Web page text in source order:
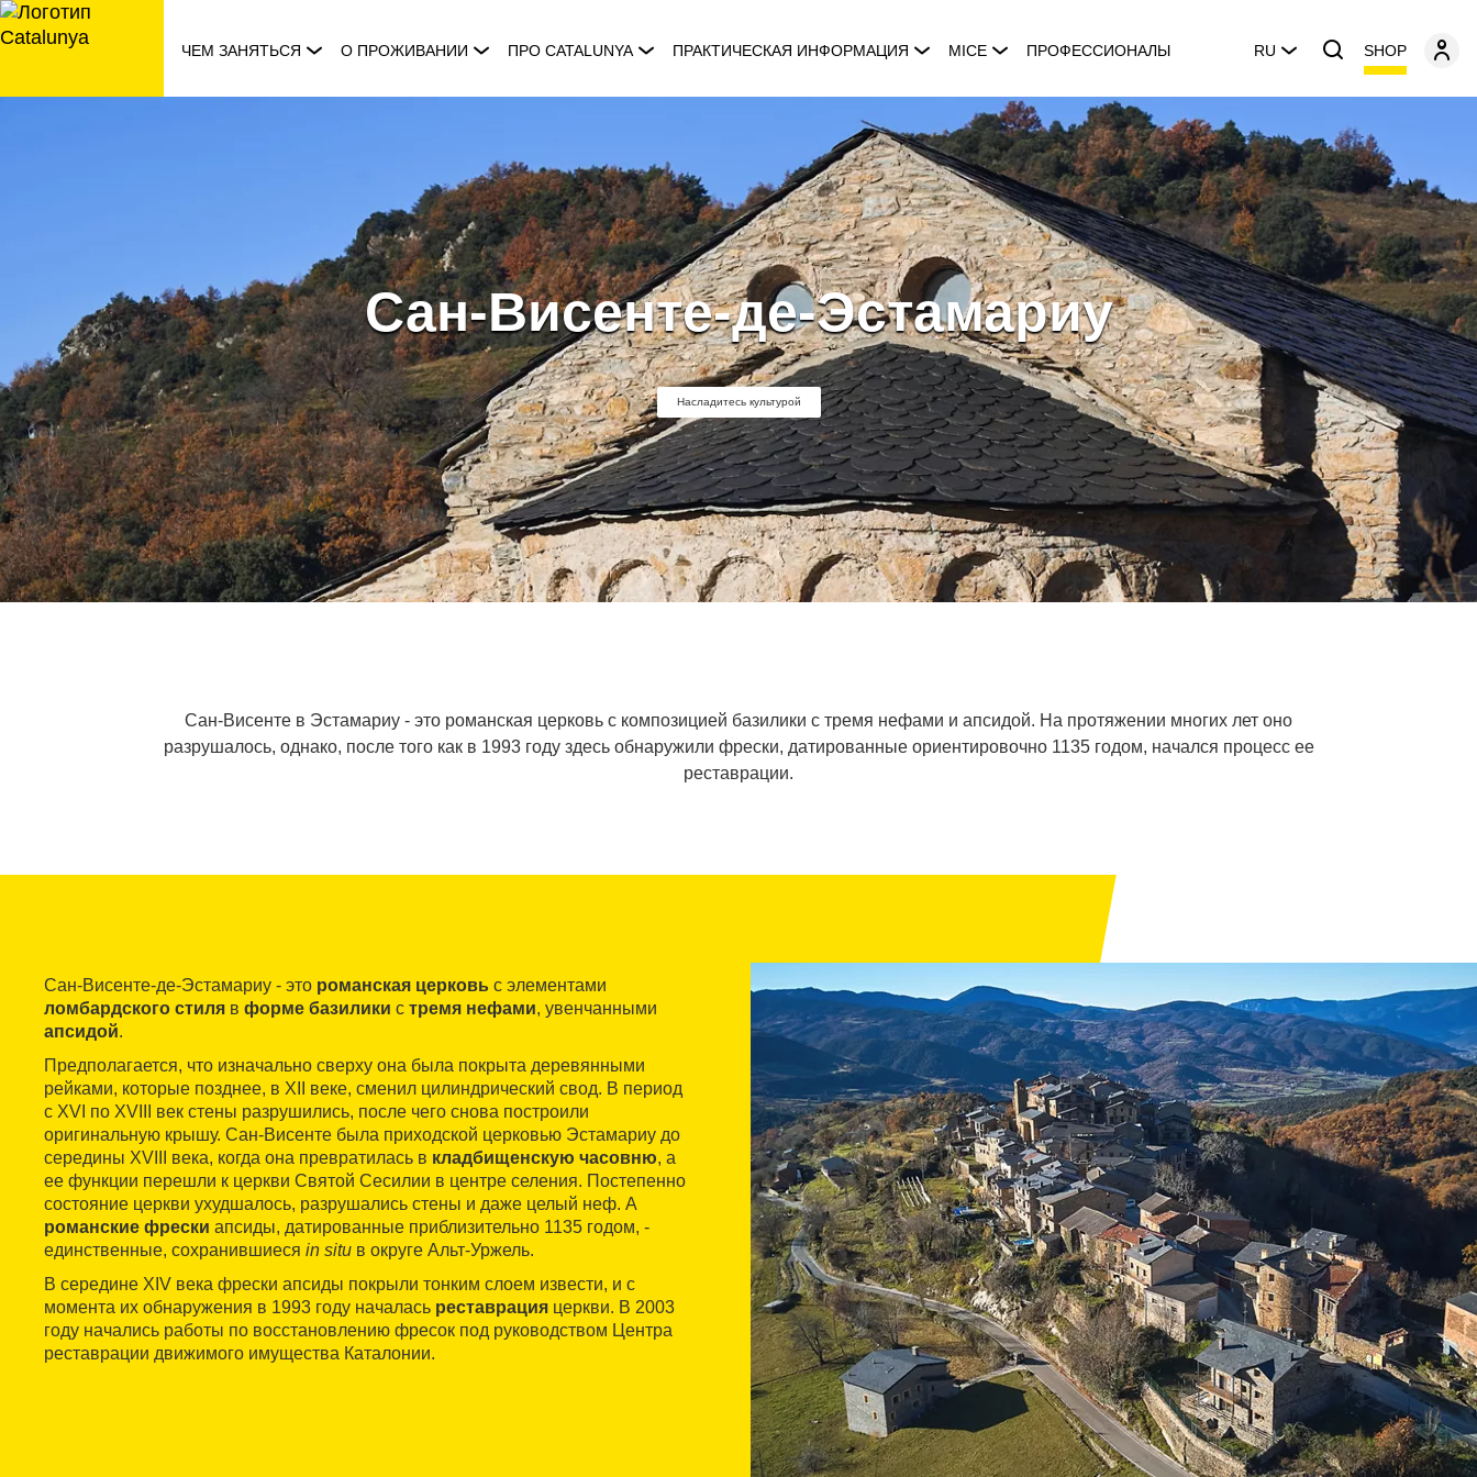
перейти
к
ЧЕМ ЗАНЯТЬСЯ О ПРОЖИВАНИИ ПРО CATALUNYA ПРАКТИЧЕСКАЯ ИНФОРМАЦИЯ MICE ПРОФЕССИОНАЛЫ RU SHOP
Сан-Висенте-де-Эстамариу
Насладитесь культурой
Сан-Висенте в Эстамариу - это романская церковь с композицией базилики с тремя нефами и апсидой. На протяжении многих лет оно
разрушалось, однако, после того как в 1993 году здесь обнаружили фрески, датированные ориентировочно 1135 годом, начался процесс ее
реставрации.
Сан-Висенте-де-Эстамариу - это романская церковь с элементами
ломбардского стиля в форме базилики с тремя нефами, увенчанными
апсидой.
Предполагается, что изначально сверху она была покрыта деревянными
рейками, которые позднее, в XII веке, сменил цилиндрический свод. В период
с XVI по XVIII век стены разрушились, после чего снова построили
оригинальную крышу. Сан-Висенте была приходской церковью Эстамариу до
середины XVIII века, когда она превратилась в кладбищенскую часовню, а
ее функции перешли к церкви Святой Сесилии в центре селения. Постепенно
состояние церкви ухудшалось, разрушались стены и даже целый неф. А
романские фрески апсиды, датированные приблизительно 1135 годом, -
единственные, сохранившиеся in situ в округе Альт-Уржель.
В середине XIV века фрески апсиды покрыли тонким слоем извести, и с
момента их обнаружения в 1993 году началась реставрация церкви. В 2003
году начались работы по восстановлению фресок под руководством Центра
реставрации движимого имущества Каталонии.